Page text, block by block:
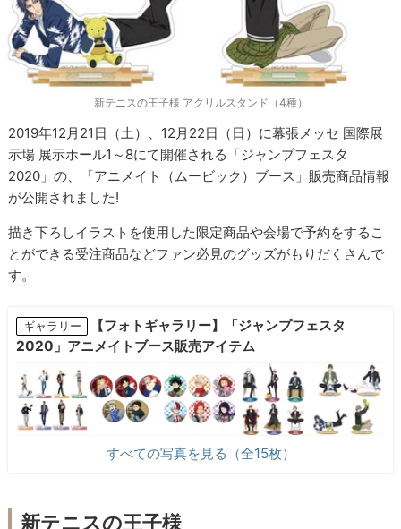
新テニスの王子様 アクリルスタンド（4種）
2019年12月21日（土）、12月22日（日）に幕張メッセ 国際展
示場 展示ホール1～8にて開催される「ジャンプフェスタ
2020」の、「アニメイト（ムービック）ブース」販売商品情報
が公開されました!
描き下ろしイラストを使用した限定商品や会場で予約をするこ
とができる受注商品などファン必見のグッズがもりだくさんで
す。
ギャラリー
【フォトギャラリー】「ジャンプフェスタ
2020」アニメイトブース販売アイテム
すべての写真を見る（全15枚）
新テニスの王子様